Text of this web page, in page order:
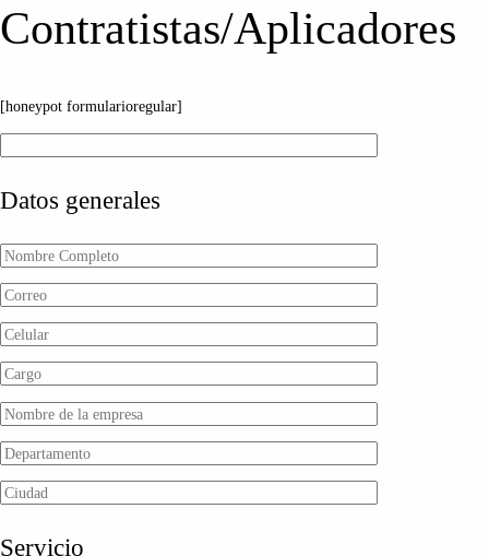
Contratistas/Aplicadores
[honeypot formularioregular]
Datos generales
Servicio